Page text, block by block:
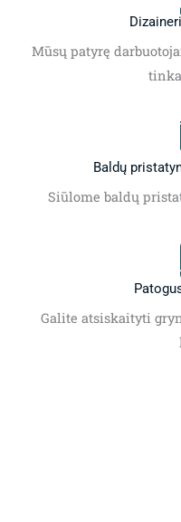
Mūsų patyrę
Baldų
Siūlome baldų
Galite atsiskaityti